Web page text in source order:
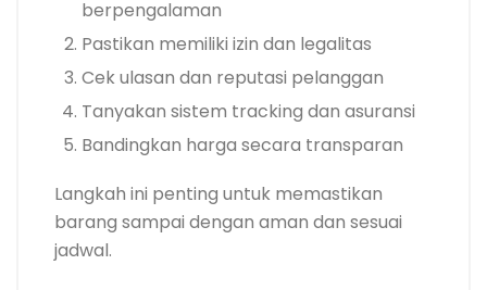
berpengalaman
Pastikan memiliki izin dan legalitas
Cek ulasan dan reputasi pelanggan
Tanyakan sistem tracking dan asuransi
Bandingkan harga secara transparan
Langkah ini penting untuk memastikan
barang sampai dengan aman dan sesuai
jadwal.